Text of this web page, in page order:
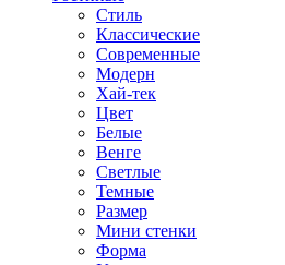
Стиль
Классические
Современные
Модерн
Хай-тек
Цвет
Белые
Венге
Светлые
Темные
Размер
Мини стенки
Форма